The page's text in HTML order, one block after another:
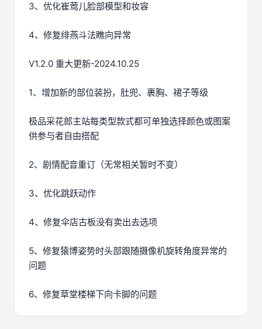
3、优化崔莺儿脸部模型和妆容
4、修复绯燕斗法瞧向异常
V1.2.0 重大更新-2024.10.25
1、增加新的部位装扮，肚兜、裹胸、裙子等级
极品采花郎主站每类型款式都可单独选择颜色或图案
供参与者自由搭配
2、剧情配音重订（无常相关暂时不变）
3、优化跳跃动作
4、修复伞店古板没有卖出去选项
5、修复猿博姿势时头部跟随摄像机旋转角度异常的
问题
6、修复草堂楼梯下向卡脚的问题